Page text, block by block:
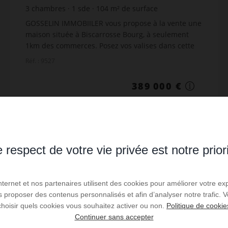
3 chambres sde 104 m² de surface
718m² de terrain 3 740,38 € prix / m²
GOSSELIN IMMOBIILER vous propose à la vente une
maison située à Biscarrosse Bourg, à seulement
1km des commerces. Posez vos valises dans cette
389 000 €
respect de votre vie privée est notre
et nos partenaires utilisent des cookies pour améliorer votre
proposer des contenus personnalisés et afin d’analyser notre trafic.
quels cookies vous souhaitez activer ou non. Politique de
Continuer sans accepter